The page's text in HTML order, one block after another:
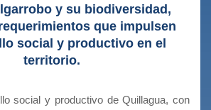
y su biodiversidad,
que impulsen
social y productivo en el
territorio.
social y productivo de Quillagua, con